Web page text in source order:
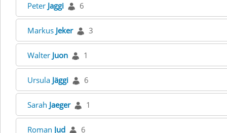
Peter Jaggi 6
Markus Jeker 3
Walter Juon 1
Ursula Jäggi 6
Sarah Jaeger 1
Roman Jud 6